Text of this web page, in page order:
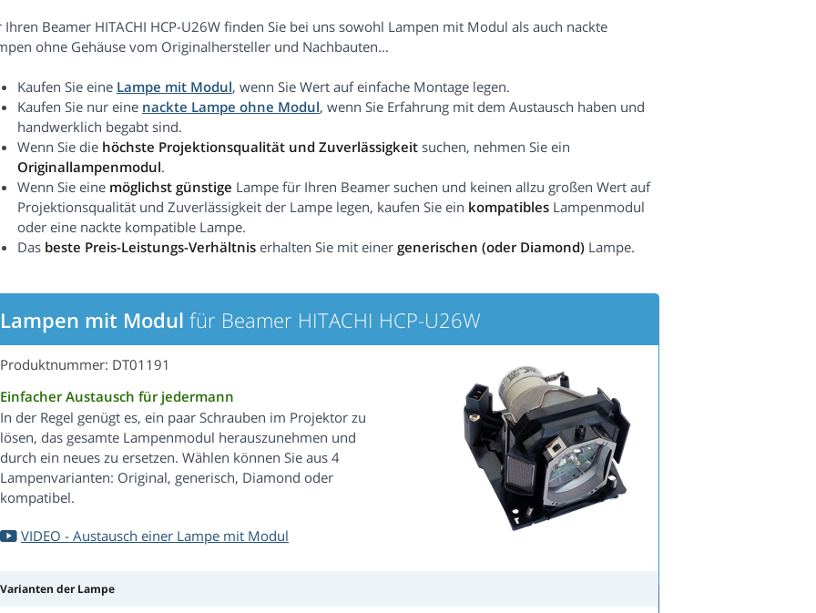
Ihren Beamer HITACHI HCP-U26W finden Sie bei uns sowohl Lampen mit Modul als auch nackte
ohne Gehäuse vom Originalhersteller und Nachbauten...
Kaufen Sie eine Lampe mit Modul, wenn Sie Wert auf einfache Montage legen.
Kaufen Sie nur eine nackte Lampe ohne Modul, wenn Sie Erfahrung mit dem Austausch haben und
handwerklich begabt sind.
Wenn Sie die höchste Projektionsqualität und Zuverlässigkeit suchen, nehmen Sie ein
Originallampenmodul.
Wenn Sie eine möglichst günstige Lampe für Ihren Beamer suchen und keinen allzu großen Wert auf
Projektionsqualität und Zuverlässigkeit der Lampe legen, kaufen Sie ein kompatibles Lampenmodul
oder eine nackte kompatible Lampe.
Das beste Preis-Leistungs-Verhältnis erhalten Sie mit einer generischen (oder Diamond) Lampe.
Lampen mit Modul für Beamer HITACHI HCP-U26W
Produktnummer: DT01191
Einfacher Austausch für jedermann
In der Regel genügt es, ein paar Schrauben im Projektor zu
lösen, das gesamte Lampenmodul herauszunehmen und
durch ein neues zu ersetzen. Wählen können Sie aus 4
Lampenvarianten: Original, generisch, Diamond oder
kompatibel.
VIDEO - Austausch einer Lampe mit Modul
Varianten der Lampe